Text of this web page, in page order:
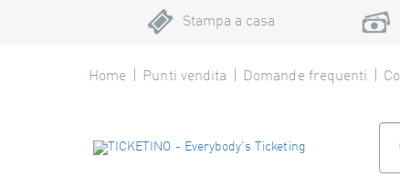
Stampa a casa
Home Punti vendita Domande frequenti